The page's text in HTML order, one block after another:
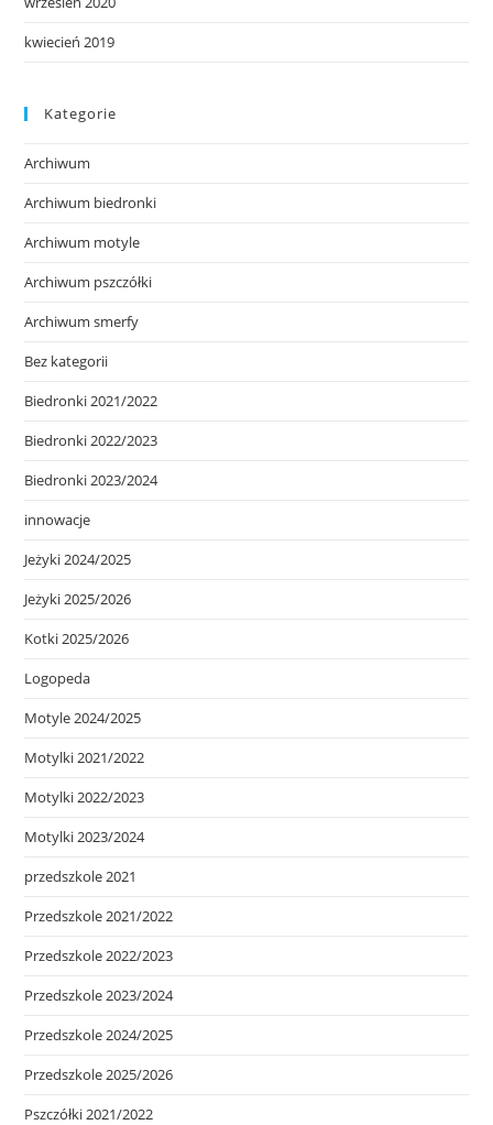
kwiecień 2019
Kategorie
Archiwum
Archiwum biedronki
Archiwum motyle
Archiwum pszczółki
Archiwum smerfy
Bez kategorii
Biedronki 2021/2022
Biedronki 2022/2023
Biedronki 2023/2024
innowacje
Jeżyki 2024/2025
Jeżyki 2025/2026
Kotki 2025/2026
Logopeda
Motyle 2024/2025
Motylki 2021/2022
Motylki 2022/2023
Motylki 2023/2024
przedszkole 2021
Przedszkole 2021/2022
Przedszkole 2022/2023
Przedszkole 2023/2024
Przedszkole 2024/2025
Przedszkole 2025/2026
Pszczółki 2021/2022